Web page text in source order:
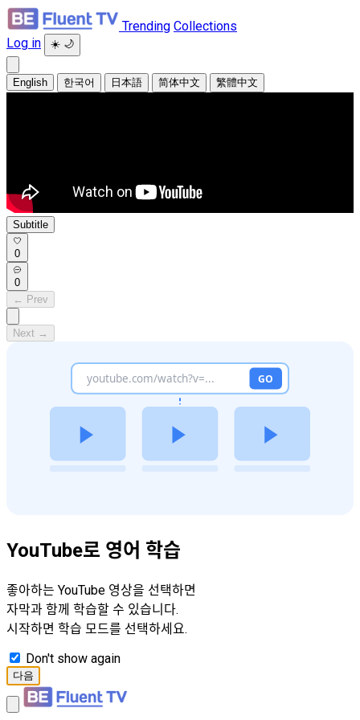
Trending Collections
Log in
☀️ 🌙
English 한국어 日本語 简体中文 繁體中文
Subtitle
0
0
← Prev
Next →
YouTube로 영어 학습
좋아하는 YouTube 영상을 선택하면
자막과 함께 학습할 수 있습니다.
시작하면 학습 모드를 선택하세요.
Don't show again
다음